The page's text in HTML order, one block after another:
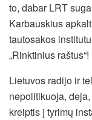
to, dabar LRT
Karbauskius
tautosakos
„Rinktinius raštus“!
Lietuvos radijo ir
nepolitikuoja,
kreiptis į tyrimų